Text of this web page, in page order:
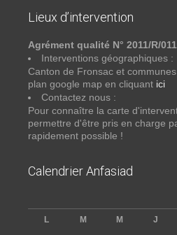
Lieux d’intervention
Agrément qualité N° 2011/R/
Interventions géographiques :
Canton de Fronsac et
plan google map en cliquant ici
Contactez nous :
Pour connaître la carte
permettre d'être pris en charge
rapidement possible !
Calendrier Anfasiad
L M M J